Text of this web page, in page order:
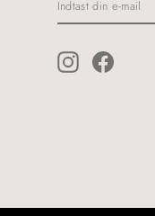
DIN
E-
InstagramFacebook